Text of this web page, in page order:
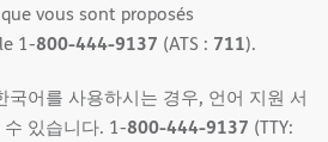
vous sont proposés
1-800-444-9137 (ATS : 711).
국어를 사용하시는 경우, 언어 지원 서
있습니다. 1-800-444-9137 (TTY: